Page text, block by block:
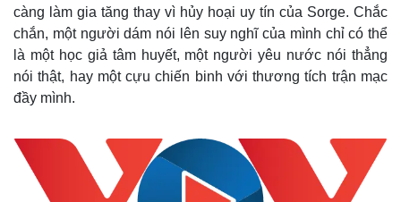
càng làm gia tăng thay vì hủy hoại uy tín của Sorge. Chắc
chắn, một người dám nói lên suy nghĩ của mình chỉ có thể
là một học giả tâm huyết, một người yêu nước nói thẳng
nói thật, hay một cựu chiến binh với thương tích trận mạc
đầy mình.